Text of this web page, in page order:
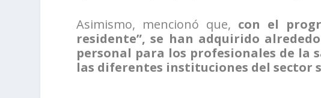
Asimismo, mencionó que, con el
residente”, se han adquirido
personal para los profesionales de la
las diferentes instituciones del sector